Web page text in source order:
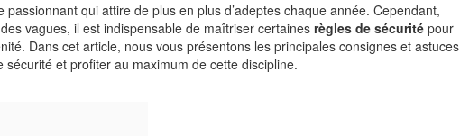
qui attire de plus en plus d’adeptes chaque année. Cependant,
vagues, il est indispensable de maîtriser certaines règles de sécurité pour
Dans cet article, nous vous présentons les principales consignes et astuces
et profiter au maximum de cette discipline.